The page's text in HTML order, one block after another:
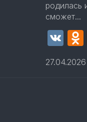
родилась
сможет...
VK
27.04.2026